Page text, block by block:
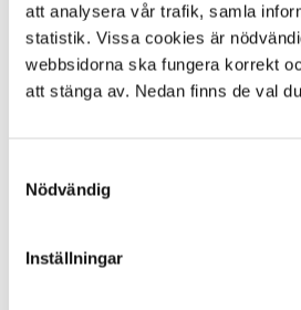
att analysera vår trafik, samla
statistik. Vissa cookies är
webbsidorna ska fungera korrekt
att stänga av. Nedan finns de val
Nödvändig
Inställningar
Tipsa och dela sidan
Kommentera